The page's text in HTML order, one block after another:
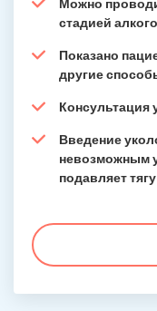
Можно
стадией
Показано
другие
Консультация
Введение
невозможным
подавляет